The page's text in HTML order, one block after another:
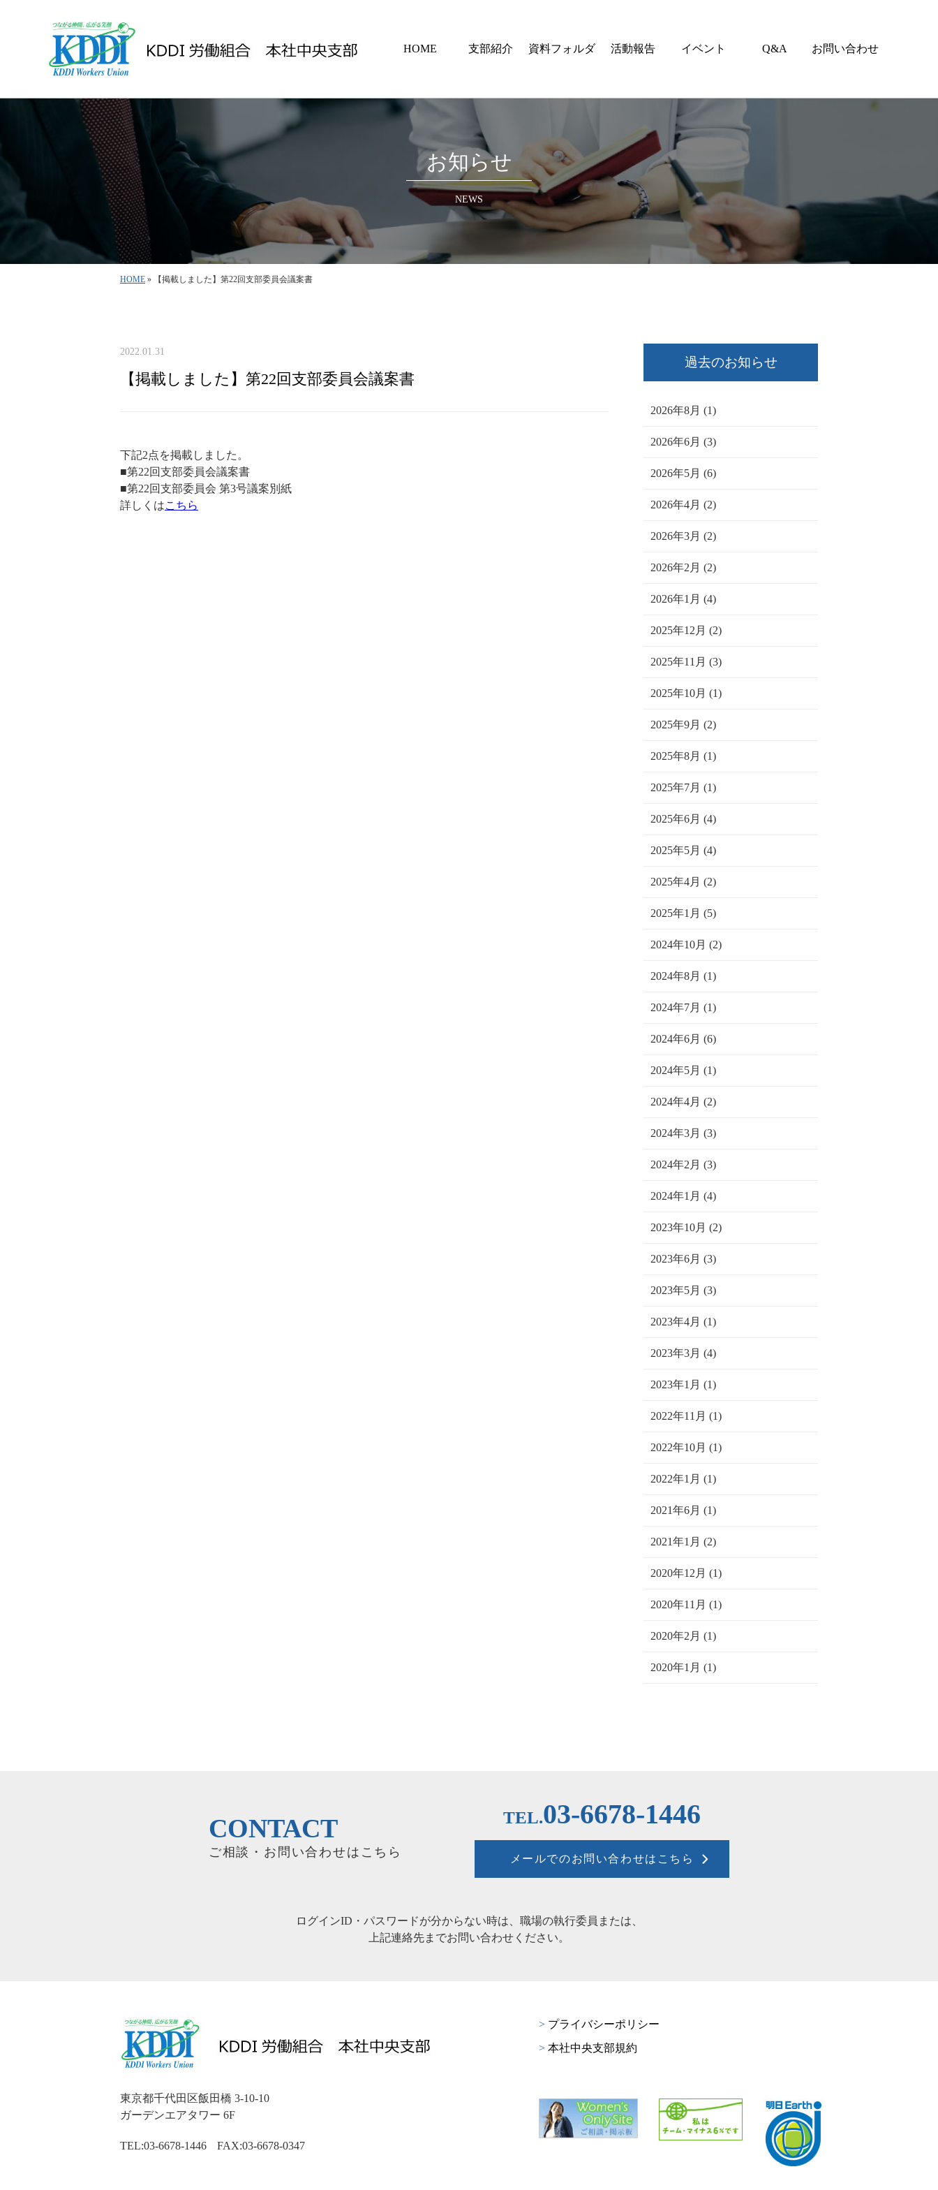
HOME 支部紹介 資料フォルダ 活動報告 イベント Q&A お問い合わせ
お知らせ
NEWS
HOME » 【掲載しました】第22回支部委員会議案書
2022.01.31
【掲載しました】第22回支部委員会議案書
下記2点を掲載しました。
■第22回支部委員会議案書
■第22回支部委員会 第3号議案別紙
詳しくはこちら
過去のお知らせ
2026年8月 (1)
2026年6月 (3)
2026年5月 (6)
2026年4月 (2)
2026年3月 (2)
2026年2月 (2)
2026年1月 (4)
2025年12月 (2)
2025年11月 (3)
2025年10月 (1)
2025年9月 (2)
2025年8月 (1)
2025年7月 (1)
2025年6月 (4)
2025年5月 (4)
2025年4月 (2)
2025年1月 (5)
2024年10月 (2)
2024年8月 (1)
2024年7月 (1)
2024年6月 (6)
2024年5月 (1)
2024年4月 (2)
2024年3月 (3)
2024年2月 (3)
2024年1月 (4)
2023年10月 (2)
2023年6月 (3)
2023年5月 (3)
2023年4月 (1)
2023年3月 (4)
2023年1月 (1)
2022年11月 (1)
2022年10月 (1)
2022年1月 (1)
2021年6月 (1)
2021年1月 (2)
2020年12月 (1)
2020年11月 (1)
2020年2月 (1)
2020年1月 (1)
CONTACT
ご相談・お問い合わせはこちら
TEL.03-6678-1446
メールでのお問い合わせはこちら
ログインID・パスワードが分からない時は、職場の執行委員または、
上記連絡先までお問い合わせください。
東京都千代田区飯田橋 3-10-10
ガーデンエアタワー 6F
TEL:03-6678-1446 FAX:03-6678-0347
> プライバシーポリシー
> 本社中央支部規約